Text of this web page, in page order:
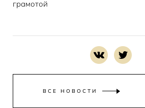
грамотой
ВСЕ НОВОСТИ